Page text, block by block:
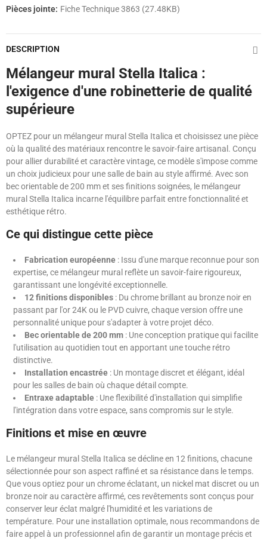
Pièces jointe: Fiche Technique 3863 (27.48KB)
DESCRIPTION
Mélangeur mural Stella Italica :
l'exigence d'une robinetterie de qualité
supérieure
OPTEZ pour un mélangeur mural Stella Italica et choisissez une pièce
où la qualité des matériaux rencontre le savoir-faire artisanal. Conçu
pour allier durabilité et caractère vintage, ce modèle s'impose comme
un choix judicieux pour une salle de bain au style affirmé. Avec son
bec orientable de 200 mm et ses finitions soignées, le mélangeur
mural Stella Italica incarne l'équilibre parfait entre fonctionnalité et
esthétique rétro.
Ce qui distingue cette pièce
Fabrication européenne : Issu d'une marque reconnue pour son
expertise, ce mélangeur mural reflète un savoir-faire rigoureux,
garantissant une longévité exceptionnelle.
12 finitions disponibles : Du chrome brillant au bronze noir en
passant par l'or 24K ou le PVD cuivre, chaque version offre une
personnalité unique pour s'adapter à votre projet déco.
Bec orientable de 200 mm : Une conception pratique qui facilite
l'utilisation au quotidien tout en apportant une touche rétro
distinctive.
Installation encastrée : Un montage discret et élégant, idéal
pour les salles de bain où chaque détail compte.
Entraxe adaptable : Une flexibilité d'installation qui simplifie
l'intégration dans votre espace, sans compromis sur le style.
Finitions et mise en œuvre
Le mélangeur mural Stella Italica se décline en 12 finitions, chacune
sélectionnée pour son aspect raffiné et sa résistance dans le temps.
Que vous optiez pour un chrome éclatant, un nickel mat discret ou un
bronze noir au caractère affirmé, ces revêtements sont conçus pour
conserver leur éclat malgré l'humidité et les variations de
température. Pour une installation optimale, nous recommandons de
faire appel à un professionnel afin de garantir un montage précis et